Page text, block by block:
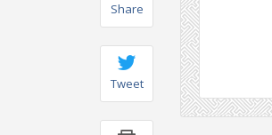
Share
Tweet